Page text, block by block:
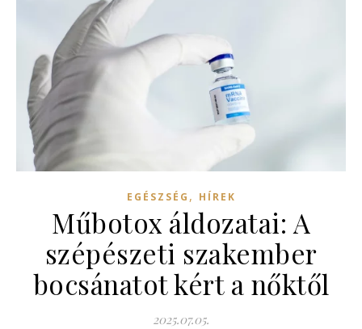
EGÉSZSÉG , HÍREK
Műbotox áldozatai: A
szépészeti szakember
bocsánatot kért a nőktől
2025.07.05.